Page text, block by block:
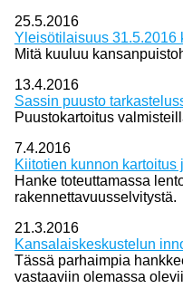
25.5.2016
Yleisötilaisuus 31.5.2016
Mitä kuuluu
13.4.2016
Sassin puusto
Puustokartoitus
7.4.2016
Kiitotien kunnon kartoitus
Hanke toteuttamassa
rakennettavuusselvitystä.
21.3.2016
Kansalaiskeskustelun
Tässä parhaimpia
vastaaviin olemassa